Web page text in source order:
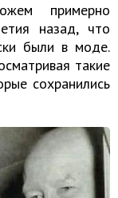
примерно
назад, что
были в моде.
такие
сохранились